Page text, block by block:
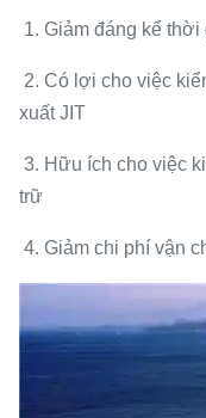
1. Giảm đáng kể
2. Có lợi cho việc
xuất JIT
3. Hữu ích cho việc
trữ
4. Giảm chi phí vận